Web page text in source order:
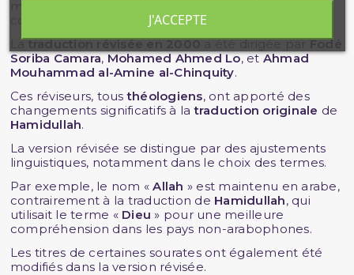
l'islampour les
Latraduction révisée en 2000a été dirigée parFodé
Soriba Camara,Mohamed Ahmed Lo, etAhmad
Mouhammad al-Amine al-Chinquity.
Ces réviseurs, tousthéologiens, ont apporté des
changements significatifs à latraduction originale de
Hamidullah.
La version révisée se distingue par des ajustements
linguistiques, notamment dans le choix des termes.
Par exemple, le nom «Allah » est maintenu en arabe,
contrairement à la traduction de Hamidullah, qui
utilisait le terme « Dieu » pour une meilleure
compréhension dans les pays non-arabophones.
Les titres de certaines sourates ont également été
modifiés dans la version révisée.
J'ACCEPTE